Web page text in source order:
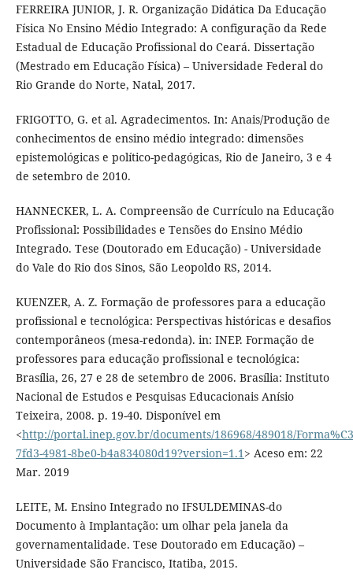
FERREIRA JUNIOR, J. R. Organização Didática Da Educação
Física No Ensino Médio Integrado: A configuração da Rede
Estadual de Educação Profissional do Ceará. Dissertação
(Mestrado em Educação Física) – Universidade Federal do
Rio Grande do Norte, Natal, 2017.
FRIGOTTO, G. et al. Agradecimentos. In: Anais/Produção de
conhecimentos de ensino médio integrado: dimensões
epistemológicas e político-pedagógicas, Rio de Janeiro, 3 e 4
de setembro de 2010.
HANNECKER, L. A. Compreensão de Currículo na Educação
Profissional: Possibilidades e Tensões do Ensino Médio
Integrado. Tese (Doutorado em Educação) - Universidade
do Vale do Rio dos Sinos, São Leopoldo RS, 2014.
KUENZER, A. Z. Formação de professores para a educação
profissional e tecnológica: Perspectivas históricas e desafios
contemporâneos (mesa-redonda). in: INEP. Formação de
professores para educação profissional e tecnológica:
Brasília, 26, 27 e 28 de setembro de 2006. Brasília: Instituto
Nacional de Estudos e Pesquisas Educacionais Anísio
Teixeira, 2008. p. 19-40. Disponível em
<http://portal.inep.gov.br/documents/186968/489018/
7fd3-4981-8be0-b4a834080d19?version=1.1> Aceso em: 22
Mar. 2019
LEITE, M. Ensino Integrado no IFSULDEMINAS-do
Documento à Implantação: um olhar pela janela da
governamentalidade. Tese Doutorado em Educação) –
Universidade São Francisco, Itatiba, 2015.